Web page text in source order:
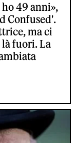
49 anni»,
Confused'.
ma ci
fuori. La